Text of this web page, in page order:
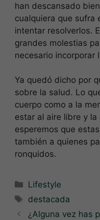
han descansado
cualquiera que sufra
intentar resolverlos.
grandes molestias
necesario incorporar
Ya quedó dicho por
sobre la salud. Lo
cuerpo como a la
estar al aire libre y
esperemos que
también a quienes
ronquidos.
Categorías
Lifestyle
Etiquetas
destacada
¿Alguna vez has